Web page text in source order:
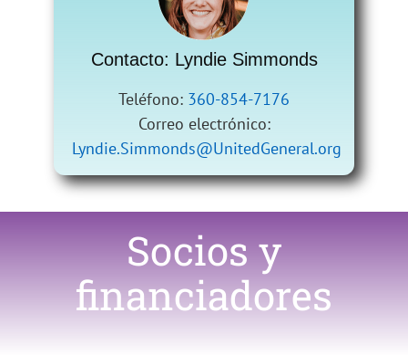
Contacto: Lyndie Simmonds
Teléfono: 360-854-7176
Correo electrónico:
Lyndie.Simmonds@UnitedGeneral.org
Socios y
financiadores